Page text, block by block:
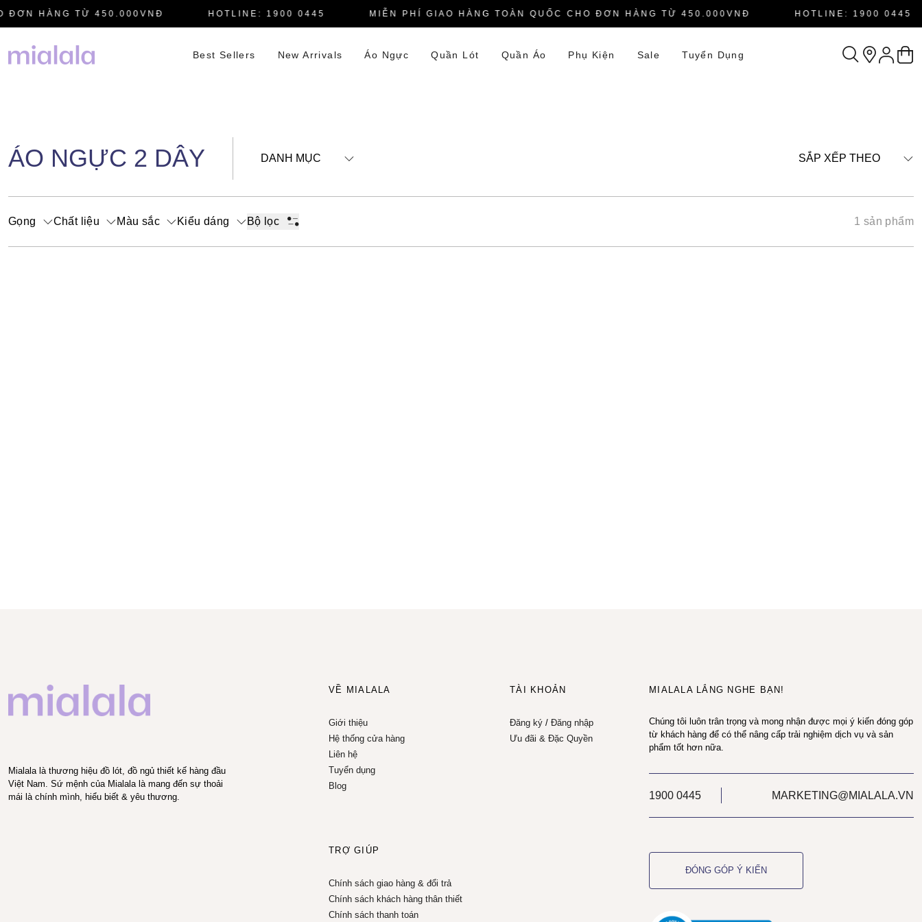
HÀNG TỪ 450.000VNĐ HOTLINE: 1900 0445 MIỄN PHÍ GIAO HÀNG TOÀN QUỐC CHO ĐƠN HÀNG TỪ 450.000VNĐ HOTLINE: 1900 0445
Best Sellers New Arrivals Áo Ngực Quần Lót Quần Áo Phụ Kiện Sale Tuyển Dụng
ÁO NGỰC 2 DÂY DANH MỤC SẮP XẾP THEO
Gọng Chất liệu Màu sắc Kiểu dáng Bộ lọc 1 sản phẩm
Mialala là thương hiệu đồ lót, đồ ngủ thiết kế hàng đầu
Việt Nam. Sứ mệnh của Mialala là mang đến sự thoải
mái là chính mình, hiểu biết & yêu thương.
VỀ MIALALA
Giới thiệu
Hệ thống cửa hàng
Liên hệ
Tuyển dụng
Blog
TÀI KHOẢN
Đăng ký/ Đăng nhập
Ưu đãi & Đặc Quyền
TRỢ GIÚP
Chính sách giao hàng & đổi trả
Chính sách khách hàng thân thiết
Chính sách thanh toán
MIALALA LẮNG NGHE BẠN!
Chúng tôi luôn trân trọng và mong nhận được mọi ý kiến đóng góp
từ khách hàng để có thể nâng cấp trải nghiệm dịch vụ và sản
phẩm tốt hơn nữa.
1900 0445 MARKETING@MIALALA.VN
ĐÓNG GÓP Ý KIẾN